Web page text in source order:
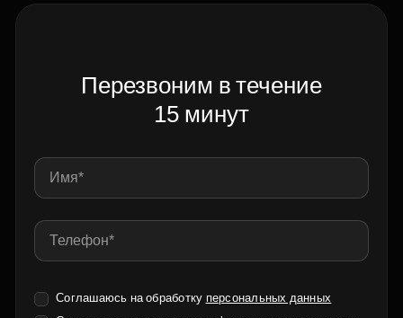
Перезвоним в течение
15 минут
Соглашаюсь на обработку персональных данных